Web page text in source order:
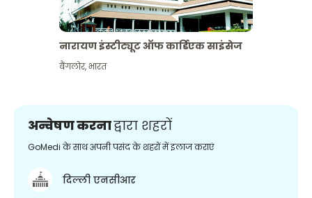
नारायण इंस्टीट्यूट ऑफ कार्डिएक साइंसेज
बैंगलोर,भारत
अन्वेषण करनाद्वारा शहरों
GoMedi के साथ अपनी पसंद के शहरों में इलाज कराएं
दिल्ली एनसीआर